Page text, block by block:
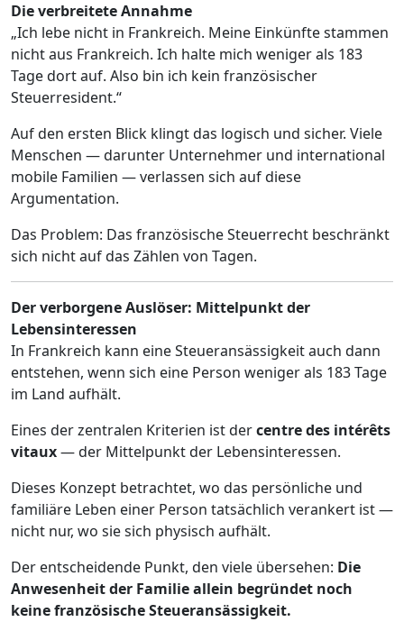
Die verbreitete Annahme
„Ich lebe nicht in Frankreich. Meine Einkünfte stammen
nicht aus Frankreich. Ich halte mich weniger als 183
Tage dort auf. Also bin ich kein französischer
Steuerresident.“
Auf den ersten Blick klingt das logisch und sicher. Viele
Menschen — darunter Unternehmer und international
mobile Familien — verlassen sich auf diese
Argumentation.
Das Problem: Das französische Steuerrecht beschränkt
sich nicht auf das Zählen von Tagen.
Der verborgene Auslöser: Mittelpunkt der
Lebensinteressen
In Frankreich kann eine Steueransässigkeit auch dann
entstehen, wenn sich eine Person weniger als 183 Tage
im Land aufhält.
Eines der zentralen Kriterien ist dercentre des intérêts
vitaux— der Mittelpunkt der Lebensinteressen.
Dieses Konzept betrachtet, wo das persönliche und
familiäre Leben einer Person tatsächlich verankert ist —
nicht nur, wo sie sich physisch aufhält.
Der entscheidende Punkt, den viele übersehen: Die
Anwesenheit der Familie allein begründet noch
keine französische Steueransässigkeit.